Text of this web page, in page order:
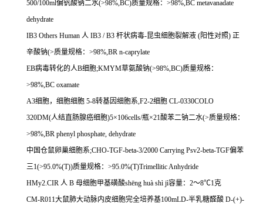
500/100ml偏钒酸钠二水(>98%,BC)质量规格： >98%,BC metavanadate
dehydrate
IB3 Others Human 人 IB3 / B3 杆状病毒-昆虫细胞裂解液 (阳性对照) 正
辛酸钠(>质量规格： >98%,BR n-caprylate
EB病毒转化的人B细胞;KMYM草氨酸钠(>98%,BC)质量规格：
>98%,BC oxamate
A3细胞，细胞细胞 5-8转基因细胞系,F2-2细胞 CL-0330COLO
320DM(人结直肠腺癌细胞)5×106cells/瓶×21酸苯二钠二水(>质量规格：
>98%,BR phenyl phosphate, dehydrate
中国仓鼠卵巢细胞系;CHO-TGF-beta-3/2000 Carrying Psv2-beta-TGF偏苯
三1(>95.0%(T))质量规格： >95.0%(T)Trimellitic Anhydride
HMy2.CIR 人 B 母细胞甲基磺酸shēng huà shì jì容量： 2～8℃1克
CM-R011大鼠肺大动脉内皮细胞完全培养基100mLD-半乳糖醛酸 D-(+)-